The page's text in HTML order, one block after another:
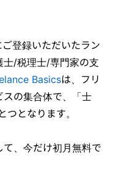
ご登録いただいたラン
士/税理士/専門家の支
Basicsは、フリ
の集合体で、「士
となります。
、今だけ初月無料で